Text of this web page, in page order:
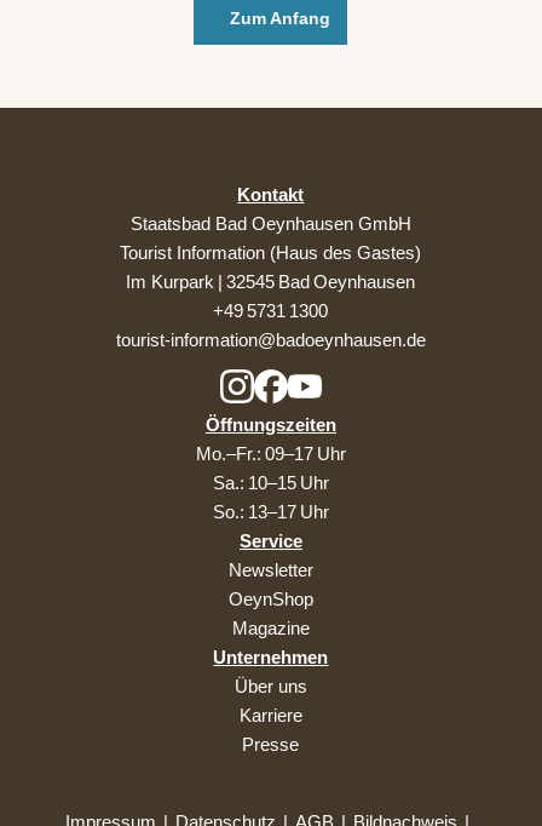
Zum Anfang
Kontakt
Staatsbad Bad Oeynhausen GmbH
Tourist Information (Haus des Gastes)
Im Kurpark | 32545 Bad Oeynhausen
+49 5731 1300
tourist-information@badoeynhausen.de
Öffnungszeiten
Mo.–Fr.: 09–17 Uhr
Sa.: 10–15 Uhr
So.: 13–17 Uhr
Service
Newsletter
OeynShop
Magazine
Unternehmen
Über uns
Karriere
Presse
Impressum | Datenschutz | AGB | Bildnachweis |